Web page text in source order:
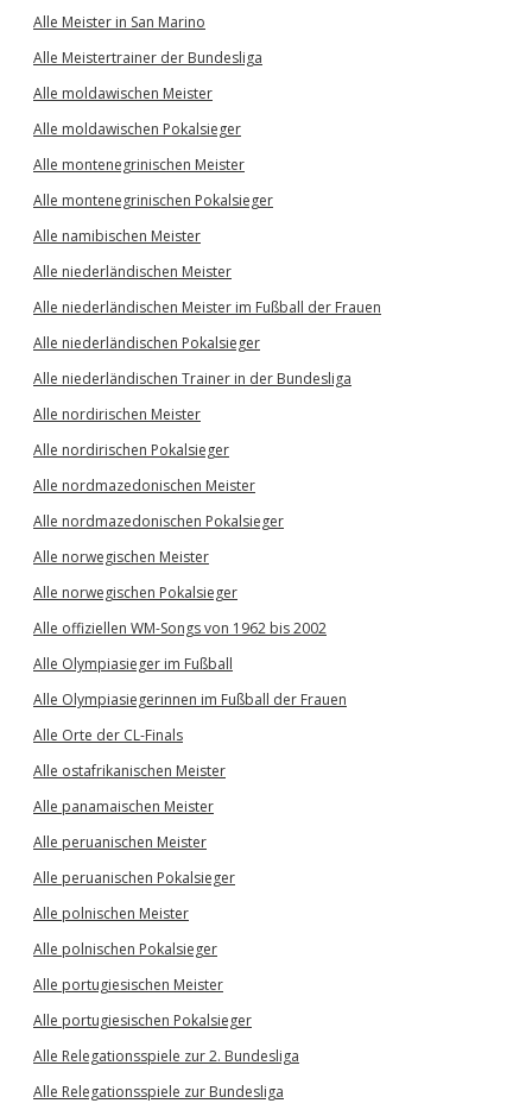
Alle Meister in San Marino
Alle Meistertrainer der Bundesliga
Alle moldawischen Meister
Alle moldawischen Pokalsieger
Alle montenegrinischen Meister
Alle montenegrinischen Pokalsieger
Alle namibischen Meister
Alle niederländischen Meister
Alle niederländischen Meister im Fußball der Frauen
Alle niederländischen Pokalsieger
Alle niederländischen Trainer in der Bundesliga
Alle nordirischen Meister
Alle nordirischen Pokalsieger
Alle nordmazedonischen Meister
Alle nordmazedonischen Pokalsieger
Alle norwegischen Meister
Alle norwegischen Pokalsieger
Alle offiziellen WM-Songs von 1962 bis 2002
Alle Olympiasieger im Fußball
Alle Olympiasiegerinnen im Fußball der Frauen
Alle Orte der CL-Finals
Alle ostafrikanischen Meister
Alle panamaischen Meister
Alle peruanischen Meister
Alle peruanischen Pokalsieger
Alle polnischen Meister
Alle polnischen Pokalsieger
Alle portugiesischen Meister
Alle portugiesischen Pokalsieger
Alle Relegationsspiele zur 2. Bundesliga
Alle Relegationsspiele zur Bundesliga